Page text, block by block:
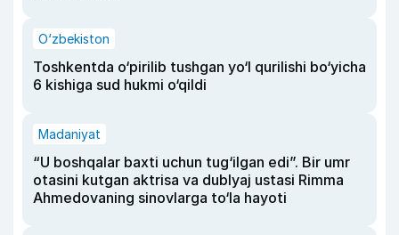
O‘zbekiston
Toshkentda o‘pirilib tushgan yo‘l qurilishi bo‘yicha
6 kishiga sud hukmi o‘qildi
Madaniyat
“U boshqalar baxti uchun tug‘ilgan edi”. Bir umr
otasini kutgan aktrisa va dublyaj ustasi Rimma
Ahmedovaning sinovlarga to‘la hayoti